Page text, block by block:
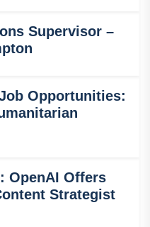
Supervisor –
Opportunities:
OpenAI Offers
Strategist